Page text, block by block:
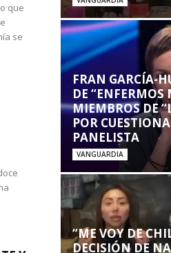
que
se
FRAN GARCÍA-
DE “ENFERMOS
MIEMBROS DE
POR
PANELISTA
VANGUARDIA
“ME VOY DE
DECISIÓN DE